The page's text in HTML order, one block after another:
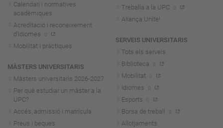
Calendari i normatives
acadèmiques
Acreditació i reconeixement
d'idiomes
Mobilitat i pràctiques
MÀSTERS UNIVERSITARIS
Màsters universitaris 2026-2027
Per què estudiar un màster a la
UPC?
Accés, admissió i matrícula
Preus i beques
Treballa a la UPC
Aliança Unite!
SERVEIS UNIVERSITARIS
Tots els serveis
Biblioteca
Mobilitat
Idiomes
Esports
Borsa de treball
Allotjaments